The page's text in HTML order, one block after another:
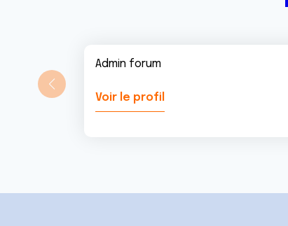
Admin forum
Voir le profil